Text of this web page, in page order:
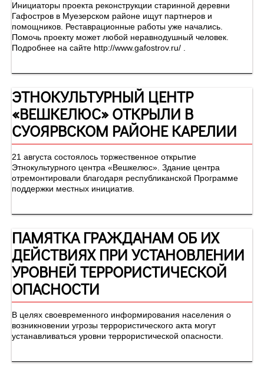
Инициаторы проекта реконструкции старинной деревни
Гафостров в Муезерском районе ищут партнеров и
помощников. Реставрационные работы уже начались.
Помочь проекту может любой неравнодушный человек.
Подробнее на сайте http://www.gafostrov.ru/ .
ЭТНОКУЛЬТУРНЫЙ ЦЕНТР
«ВЕШКЕЛЮС» ОТКРЫЛИ В
СУОЯРВСКОМ РАЙОНЕ КАРЕЛИИ
21 августа состоялось торжественное открытие
Этнокультурного центра «Вешкелюс». Здание центра
отремонтировали благодаря республиканской Программе
поддержки местных инициатив.
ПАМЯТКА ГРАЖДАНАМ ОБ ИХ
ДЕЙСТВИЯХ ПРИ УСТАНОВЛЕНИИ
УРОВНЕЙ ТЕРРОРИСТИЧЕСКОЙ
ОПАСНОСТИ
В целях своевременного информирования населения о
возникновении угрозы террористического акта могут
устанавливаться уровни террористической опасности.